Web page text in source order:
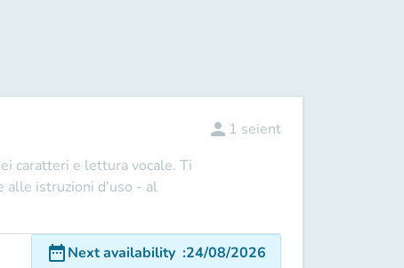
caratteri e lettura vocale. Ti
alle istruzioni d'uso - al
person 1 seient
date_rangeNext availability :24/08/2026